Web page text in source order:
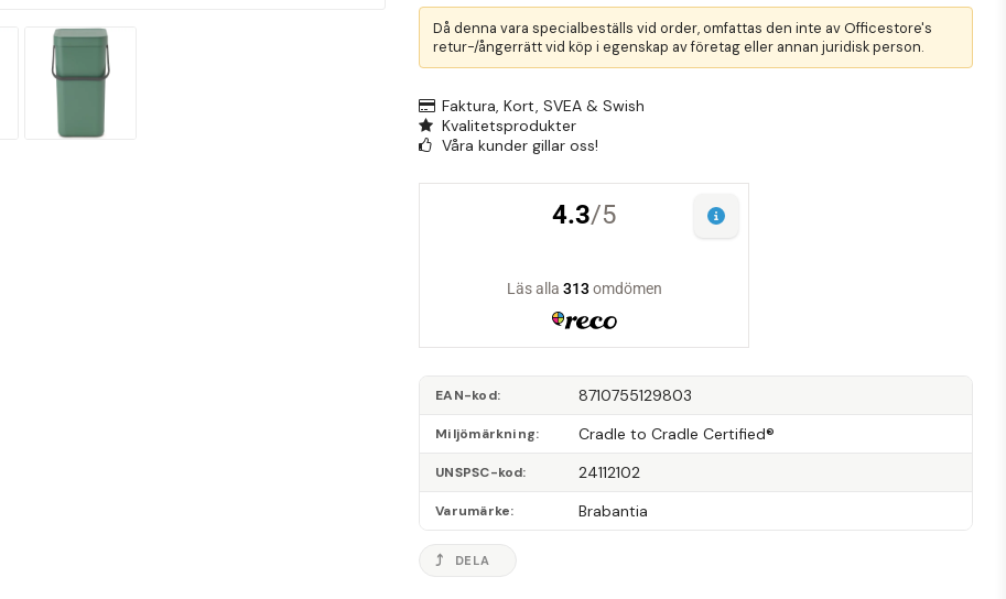
Då denna vara specialbeställs vid order, omfattas den inte av Officestore's
retur-/ångerrätt vid köp i egenskap av företag eller annan juridisk person.
Faktura, Kort, SVEA & Swish
Kvalitetsprodukter
Våra kunder gillar oss!
EAN-kod 8710755129803
Miljömärkning Cradle to Cradle Certified®
UNSPSC-kod 24112102
Varumärke Brabantia
DELA